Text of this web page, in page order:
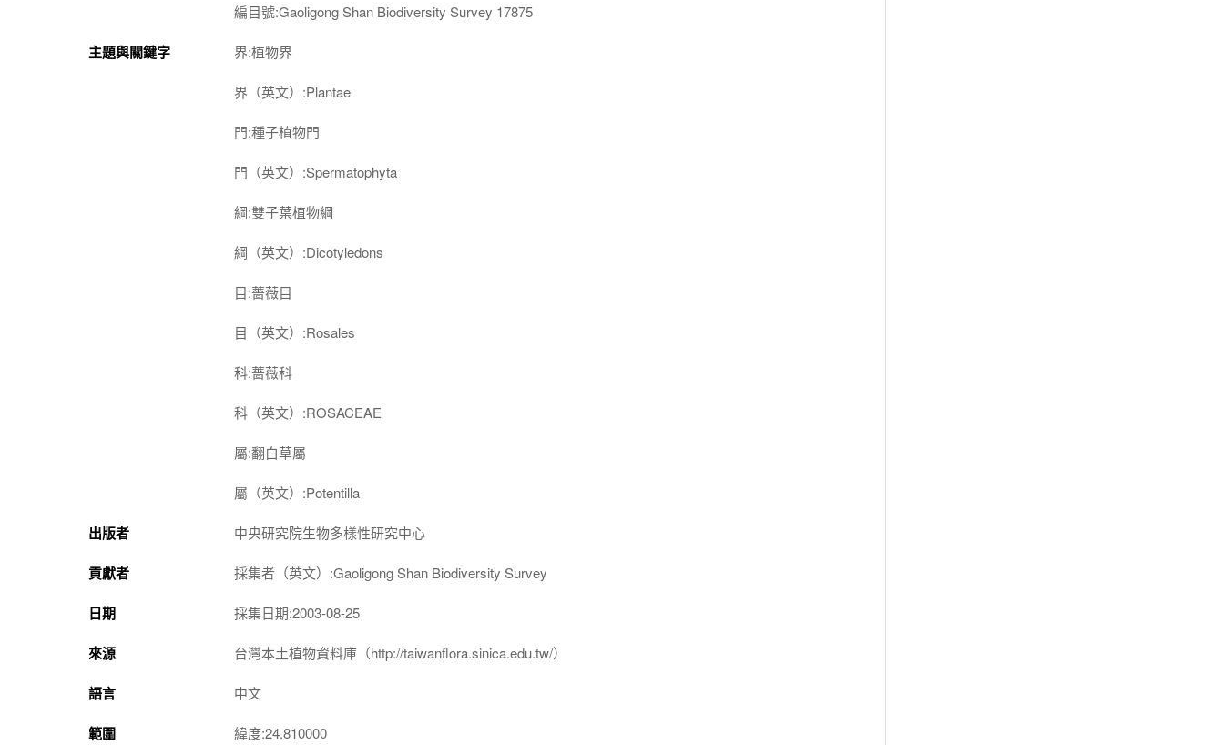
編目號:Gaoligong Shan Biodiversity Survey 17875
主題與關鍵字 界:植物界
界（英文）:Plantae
門:種子植物門
門（英文）:Spermatophyta
綱:雙子葉植物綱
綱（英文）:Dicotyledons
目:薔薇目
目（英文）:Rosales
科:薔薇科
科（英文）:ROSACEAE
屬:翻白草屬
屬（英文）:Potentilla
出版者 中央研究院生物多樣性研究中心
貢獻者 採集者（英文）:Gaoligong Shan Biodiversity Survey
日期 採集日期:2003-08-25
來源 台灣本土植物資料庫（http://taiwanflora.sinica.edu.tw/）
語言 中文
範圍 緯度:24.810000